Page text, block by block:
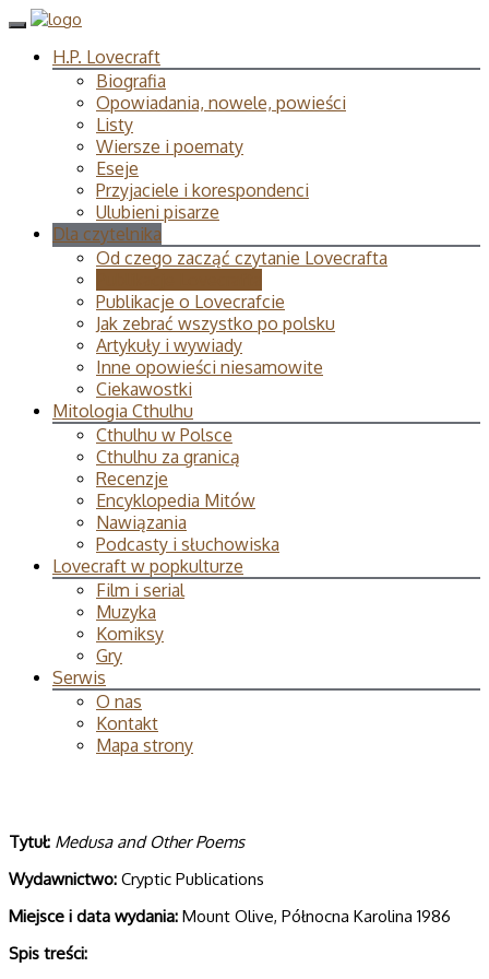
H.P. Lovecraft
Biografia
Opowiadania, nowele, powieści
Listy
Wiersze i poematy
Eseje
Przyjaciele i korespondenci
Ulubieni pisarze
Dla czytelnika
Od czego zacząć czytanie Lovecrafta
Publikacje o Lovecrafcie
Jak zebrać wszystko po polsku
Artykuły i wywiady
Inne opowieści niesamowite
Ciekawostki
Mitologia Cthulhu
Cthulhu w Polsce
Cthulhu za granicą
Recenzje
Encyklopedia Mitów
Nawiązania
Podcasty i słuchowiska
Lovecraft w popkulturze
Film i serial
Muzyka
Komiksy
Gry
Serwis
O nas
Kontakt
Mapa strony
Tytuł: Medusa and Other Poems
Wydawnictwo: Cryptic Publications
Miejsce i data wydania: Mount Olive, Północna Karolina 1986
Spis treści: